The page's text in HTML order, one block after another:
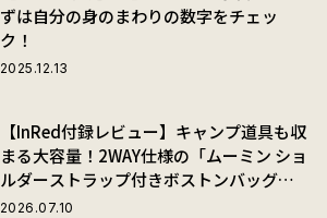
ずは自分の身のまわりの数字をチェッ
ク！
2025.12.13
【InRed付録レビュー】キャンプ道具も収
まる大容量！2WAY仕様の「ムーミン ショ
ルダーストラップ付きボストンバッグ」
が夏旅におすすめな理由
2026.07.10